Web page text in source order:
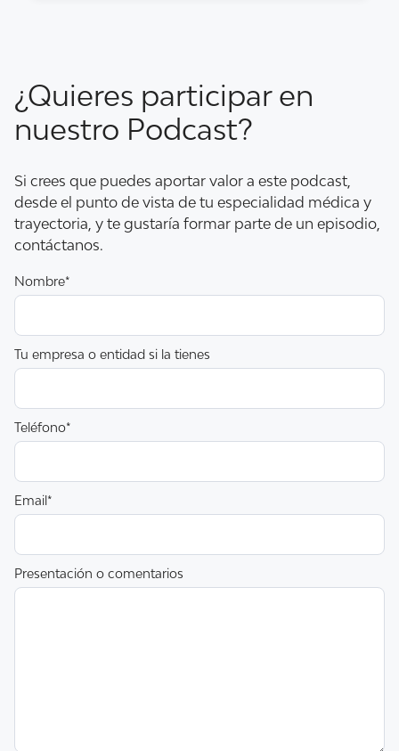
siempre de los cambios en la boca al
¿Las pastas blanqueadoras o los enjuagues
fuertes pueden empeorar las lesiones?
Sí. En pacientes con liquen plano, pénfigo o
mucosa frágil, las pastas con muchos abrasivos
lesiones. Conviene usar productos suaves y
salud bucal?
Suelen mejorar las encías al bajar la inflamación
general, pero pueden aumentar el riesgo de
oral. Por eso es clave mantener una higiene
impecable y revisiones más frecuentes.
¿Tengo que avisar al dentista si voy a
¿Quieres participar en
nuestro Podcast?
Si crees que puedes aportar valor a este podcast,
desde el punto de vista de tu especialidad médica y
trayectoria, y te gustaría formar parte de un episodio,
contáctanos.
Nombre*
Tu empresa o entidad si la tienes
Teléfono*
Email*
Presentación o comentarios